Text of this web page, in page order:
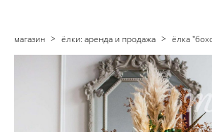
магазин > ёлки: аренда и продажа > ёлка